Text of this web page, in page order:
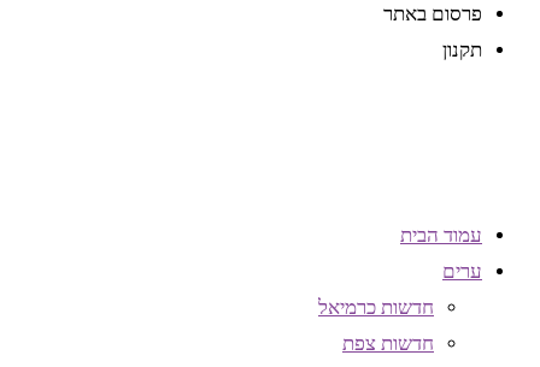
פרסום באתר
תקנון
עמוד הבית
ערים
חדשות כרמיאל
חדשות צפת